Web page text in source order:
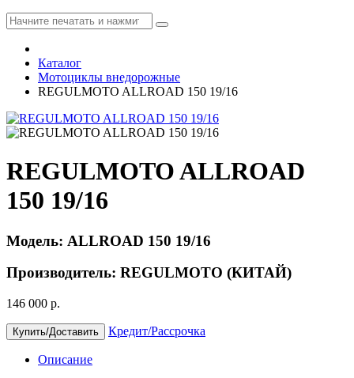
Каталог
Мотоциклы внедорожные
REGULMOTO ALLROAD 150 19/16
REGULMOTO ALLROAD
150 19/16
Модель: ALLROAD 150 19/16
Производитель: REGULMOTO (КИТАЙ)
146 000 р.
Купить/Доставить Кредит/Рассрочка
Описание